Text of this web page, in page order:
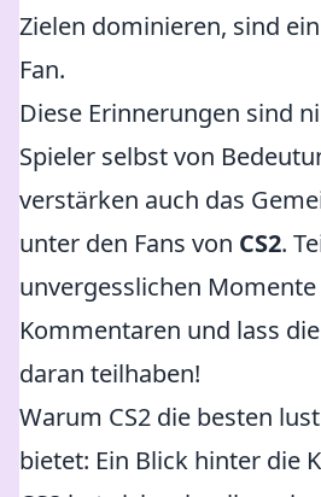
Zielen dominieren, sind
Fan.
Diese Erinnerungen sind
Spieler selbst von
verstärken auch das
unter den Fans von CS2.
unvergesslichen
Kommentaren und lass
daran teilhaben!
Warum CS2 die besten
bietet: Ein Blick hinter die